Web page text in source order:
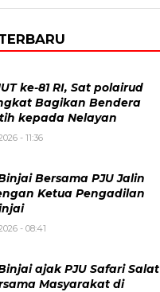
ke-81 RI, Sat polairud
Bagikan Bendera
kepada Nelayan
- 11:36
Bersama PJU Jalin
Ketua Pengadilan
- 08:41
ajak PJU Safari Salat
Masyarakat di